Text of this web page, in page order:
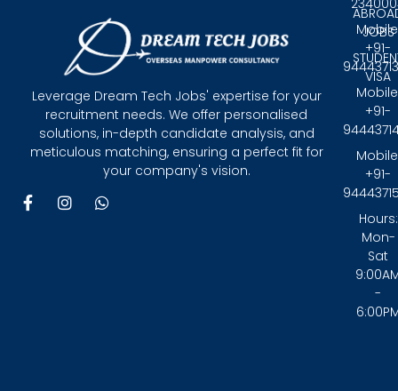
Leverage Dream Tech Jobs' expertise for your
recruitment needs. We offer personalised
solutions, in-depth candidate analysis, and
meticulous matching, ensuring a perfect fit for
your company's vision.
F
a
I
W
JOBS
VISA
+91-
+91-
+91-
Hours:
Mon-
Sat
-